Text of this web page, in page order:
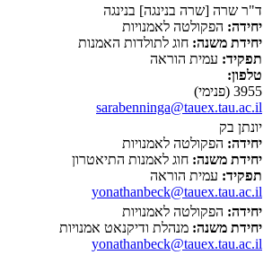
ד"ר שרה [שרה בנינגה] בנינגה
יחידה: הפקולטה לאמנויות
יחידת משנה: חוג לתולדות האמנות
תפקיד: עמית הוראה
טלפון:
3955 (פנימי)
sarabenninga@tauex.tau.ac.il
יונתן בק
יחידה: הפקולטה לאמנויות
יחידת משנה: חוג לאמנות התיאטרון
תפקיד: עמית הוראה
yonathanbeck@tauex.tau.ac.il
יחידה: הפקולטה לאמנויות
יחידת משנה: מנהלת ודיקנאט אמנויות
yonathanbeck@tauex.tau.ac.il